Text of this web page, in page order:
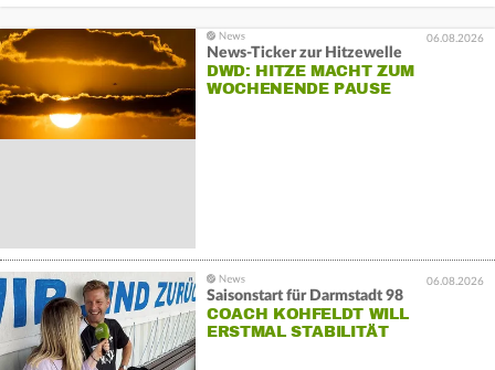
06.08.2026
News-Ticker zur Hitzewelle
DWD: HITZE MACHT ZUM
WOCHENENDE PAUSE
06.08.2026
Saisonstart für Darmstadt 98
COACH KOHFELDT WILL
ERSTMAL STABILITÄT